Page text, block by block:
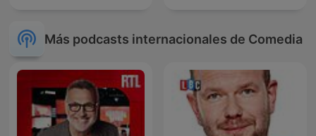
Más podcasts internacionales de Comedia